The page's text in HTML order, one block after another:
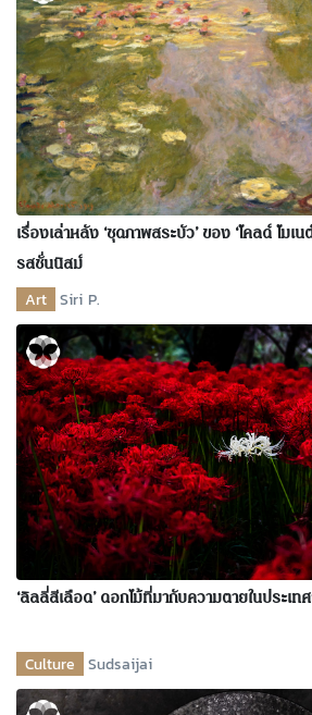
เรื่องเล่าหลัง ‘ชุดภาพสระบัว’ ของ ‘โคลด์ โม
รสชั่นนิสม์
Art Siri P.
‘ลิลลี่สีเลือด’ ดอกไม้ที่มากับความตายในประเ
Culture Sudsaijai